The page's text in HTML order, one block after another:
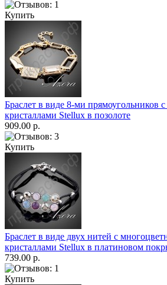
Купить
Браслет в виде 8-ми прямоугольников
кристаллами Stellux в позолоте
909.00 р.
Купить
Браслет в виде двух нитей с
кристаллами Stellux в платиновом
739.00 р.
Купить